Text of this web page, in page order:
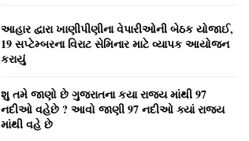
o
r
:
R
H
આહાર દ્વારા ખાણીપીણીના વેપારીઓની બેઠક યોજાઈ,
19 સપ્ટેમ્બરના વિરાટ સેમિનાર માટે વ્યાપક આયોજન
કરાયું
શુ તમે જાણો છે ગુજરાતના કયા રાજ્ય માંથી 97
નદીઓ વહેછે ? આવો જાણી 97 નદીઓ ક્યાં રાજ્ય
માંથી વહે છે